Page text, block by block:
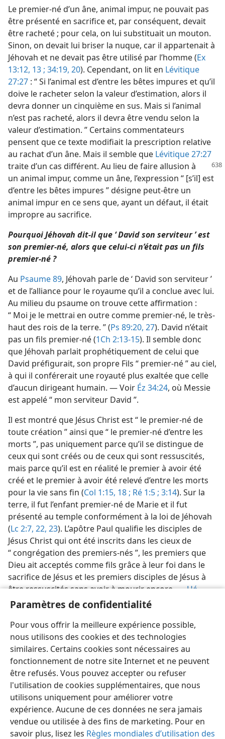
Paramètres de confidentialité
Pour vous offrir la meilleure expérience possible,
nous utilisons des cookies et des technologies
similaires. Certains cookies sont nécessaires au
fonctionnement de notre site Internet et ne peuvent
être refusés. Vous pouvez accepter ou refuser
l'utilisation de cookies supplémentaires, que nous
utilisons uniquement pour améliorer votre
expérience. Aucune de ces données ne sera jamais
vendue ou utilisée à des fins de marketing. Pour en
savoir plus, lisez les Règles mondiales d’utilisation des
Le premier-né d’un âne, animal impur, ne pouvait pas
être présenté en sacrifice et, par conséquent, devait
être racheté ; pour cela, on lui substituait un mouton.
Sinon, on devait lui briser la nuque, car il appartenait à
Jéhovah et ne devait pas être utilisé par l’homme (Ex
13:12, 13 ; 34:19, 20). Cependant, on lit en Lévitique
27:27 : “ Si l’animal est d’entre les bêtes impures et qu’il
doive le racheter selon la valeur d’estimation, alors il
devra donner un cinquième en sus. Mais si l’animal
n’est pas racheté, alors il devra être vendu selon la
valeur d’estimation. ” Certains commentateurs
pensent que ce texte modifiait la prescription relative
au rachat d’un âne. Mais il semble que Lévitique 27:27
traite d’un cas différent. Au lieu defaire allusion à
un animal impur, comme un âne, l’expression “ [s’il] est
d’entre les bêtes impures ” désigne peut-être un
animal impur en ce sens que, ayant un défaut, il était
impropre au sacrifice.
Pourquoi Jéhovah dit-il que ‘ David son serviteur ’ est
son premier-né, alors que celui-ci n’était pas un fils
premier-né ?
Au Psaume 89, Jéhovah parle de ‘ David son serviteur ’
et de l’alliance pour le royaume qu’il a conclue avec lui.
Au milieu du psaume on trouve cette affirmation :
“ Moi je le mettrai en outre comme premier-né, le très-
haut des rois de la terre. ” (Ps 89:20, 27). David n’était
pas un fils premier-né (1Ch 2:13-15). Il semble donc
que Jéhovah parlait prophétiquement de celui que
David préfigurait, son propre Fils “ premier-né ” au ciel,
à qui il conférerait une royauté plus exaltée que celle
d’aucun dirigeant humain. — Voir Éz 34:24, où Messie
est appelé “ mon serviteur David ”.
Il est montré que Jésus Christ est “ le premier-né de
toute création ” ainsi que “ le premier-né d’entre les
morts ”, pas uniquement parce qu’il se distingue de
ceux qui sont créés ou de ceux qui sont ressuscités,
mais parce qu’il est en réalité le premier à avoir été
créé et le premier à avoir été relevé d’entre les morts
pour la vie sans fin (Col 1:15, 18 ; Ré 1:5 ; 3:14). Sur la
terre, il fut l’enfant premier-né de Marie et il fut
présenté au temple conformément à la loi de Jéhovah
(Lc 2:7, 22, 23). L’apôtre Paul qualifie les disciples de
Jésus Christ qui ont été inscrits dans les cieux de
“ congrégation des premiers-nés ”, les premiers que
Dieu ait acceptés comme fils grâce à leur foi dans le
sacrifice de Jésus et les premiers disciples de Jésus à
être ressuscités sans avoir à mourir encore. —Hé
12:23.
EnJob 18:13,l’expression “ le premier-né de la mort ”
sert à qualifier la plus mortelle des maladies.
Français Partager Préférences
Copyright © 2026 Watch Tower Bible and Tract Society of Pennsylvania
Conditions d’utilisation
Règles de confidentialité
Paramètres de confidentialité
JW.ORG Se connecter